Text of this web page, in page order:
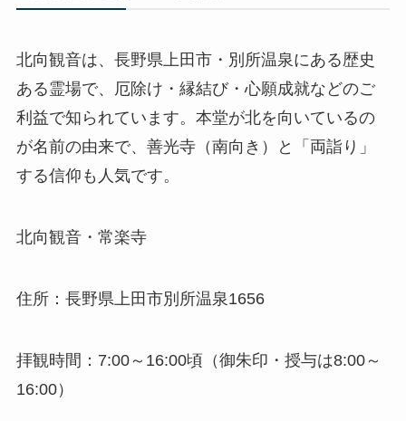
北向観音は、長野県上田市・別所温泉にある歴史
ある霊場で、厄除け・縁結び・心願成就などのご
利益で知られています。本堂が北を向いているの
が名前の由来で、善光寺（南向き）と「両詣り」
する信仰も人気です。
北向観音・常楽寺
住所：長野県上田市別所温泉1656
拝観時間：7:00～16:00頃（御朱印・授与は8:00～
16:00）